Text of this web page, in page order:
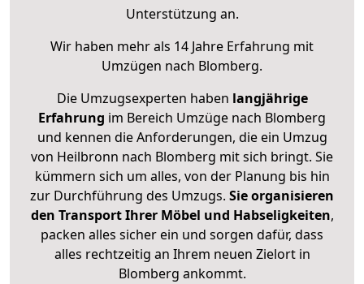
Unterstützung an.
Wir haben mehr als 14 Jahre Erfahrung mit
Umzügen nach Blomberg.
Die Umzugsexperten haben langjährige
Erfahrung im Bereich Umzüge nach Blomberg
und kennen die Anforderungen, die ein Umzug
von Heilbronn nach Blomberg mit sich bringt. Sie
kümmern sich um alles, von der Planung bis hin
zur Durchführung des Umzugs. Sie organisieren
den Transport Ihrer Möbel und Habseligkeiten,
packen alles sicher ein und sorgen dafür, dass
alles rechtzeitig an Ihrem neuen Zielort in
Blomberg ankommt.